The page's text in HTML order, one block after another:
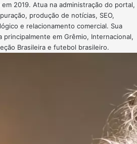
2019. Atua na administração do portal,
produção de notícias, SEO,
e relacionamento comercial. Sua
em Grêmio, Internacional,
Brasileira e futebol brasileiro.